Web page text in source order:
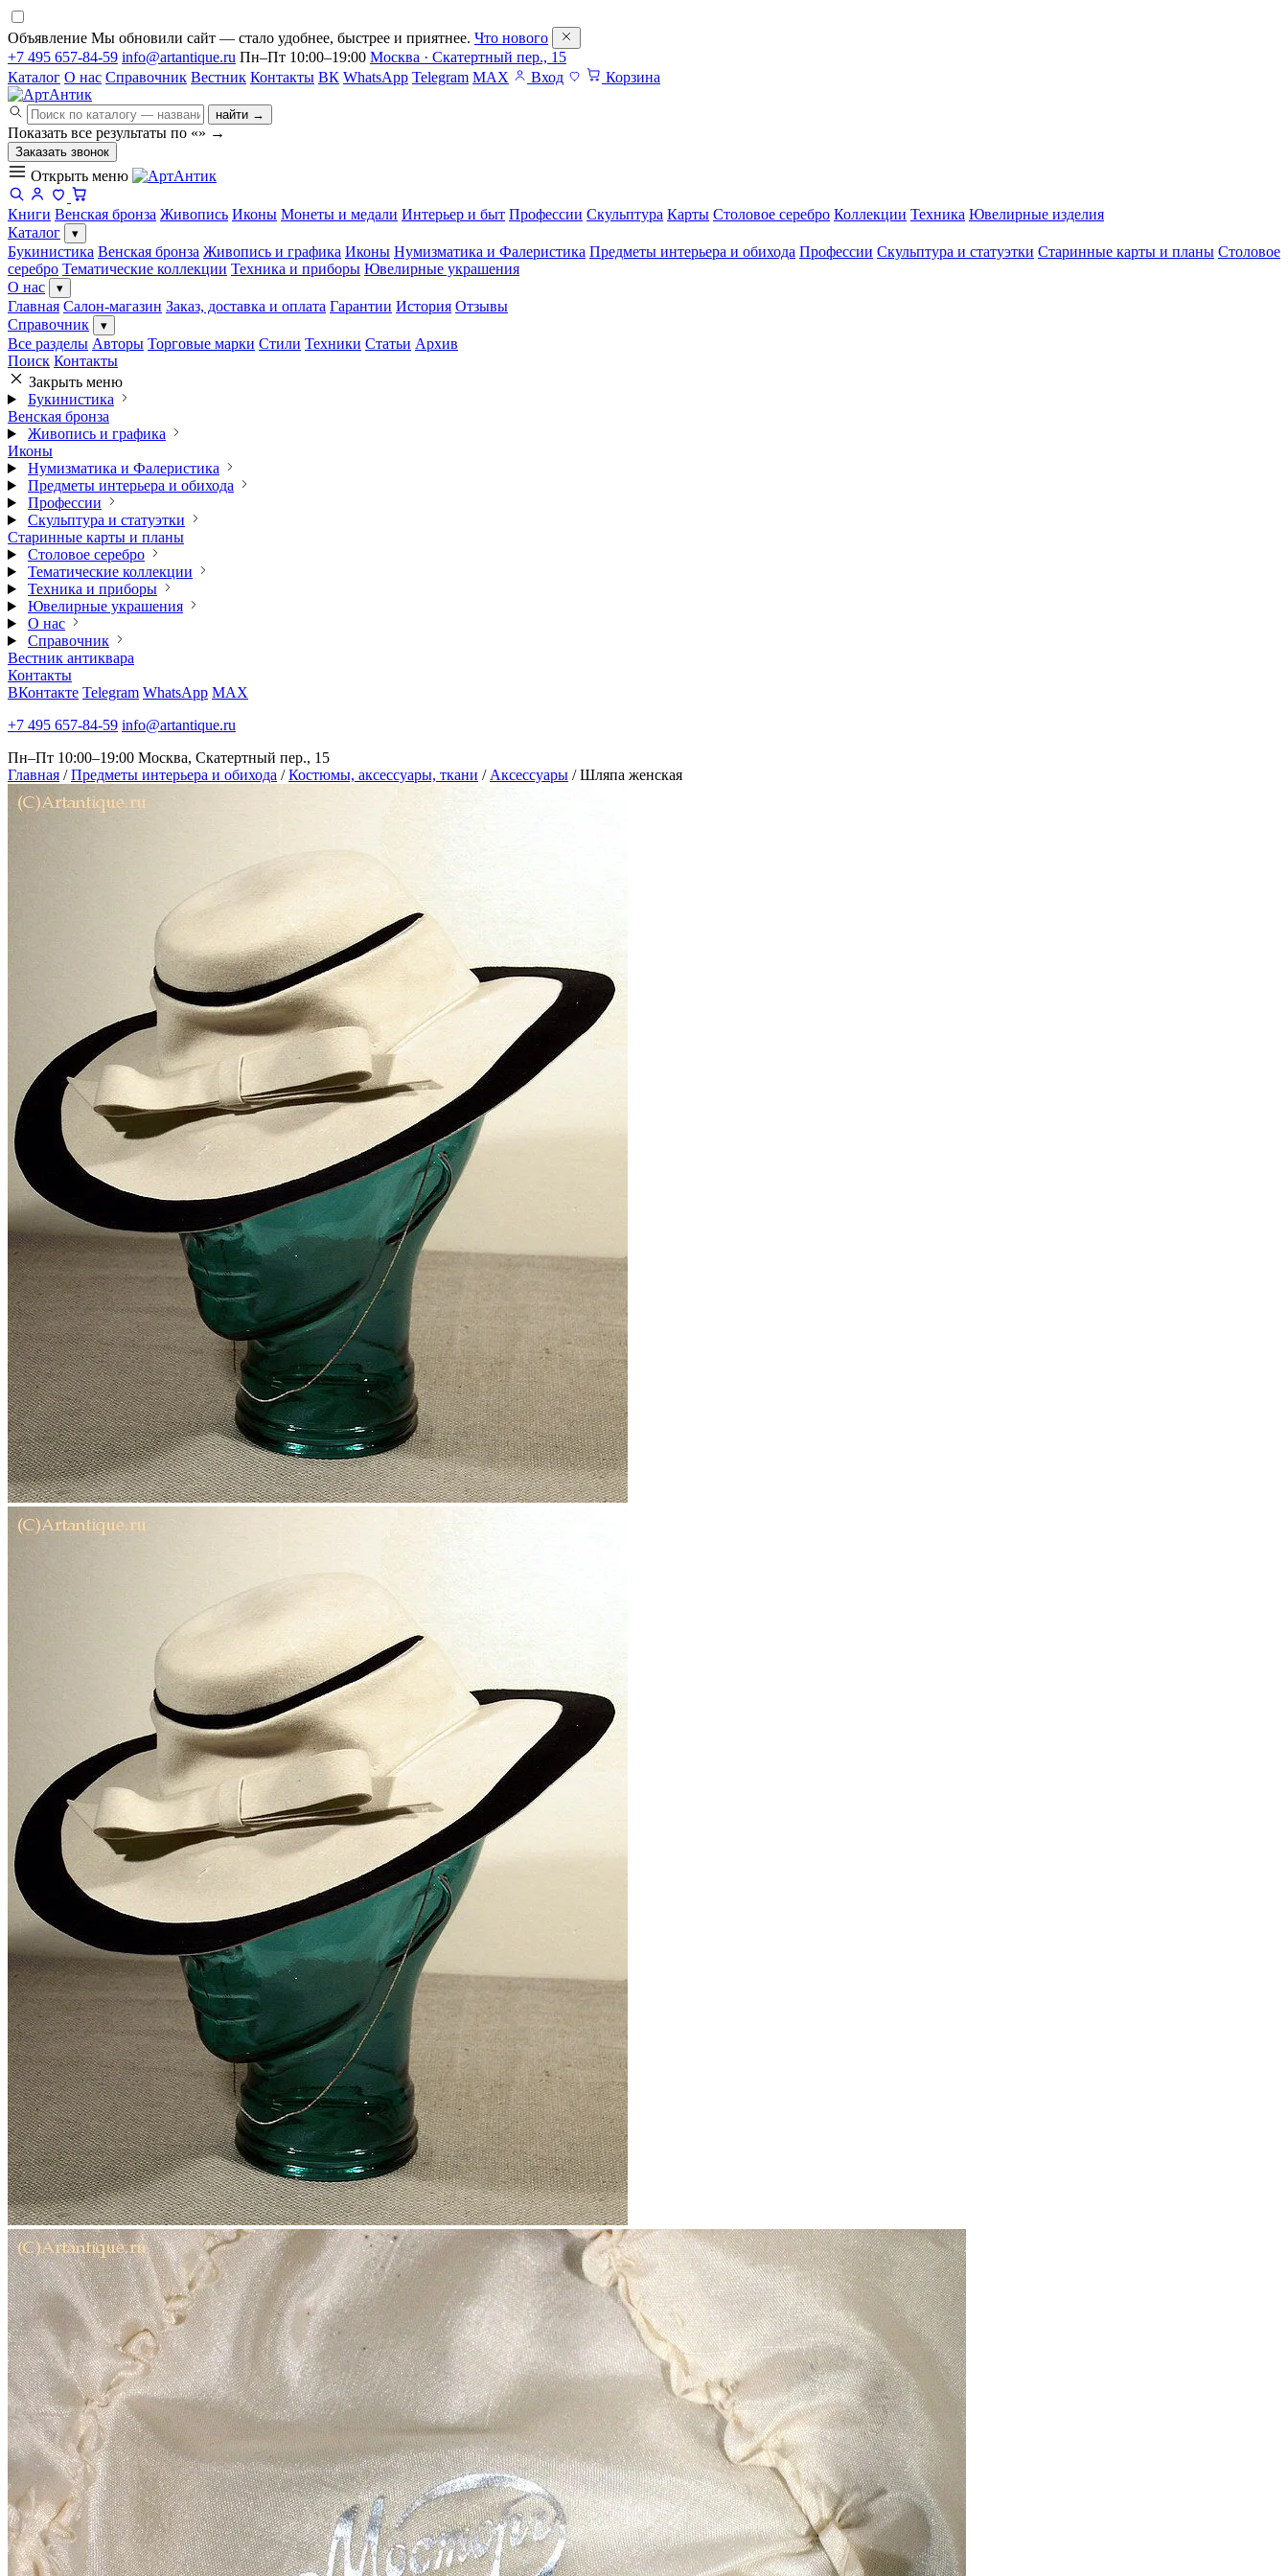
Объявление Мы обновили сайт — стало удобнее, быстрее и приятнее. Что нового
+7 495 657-84-59 info@artantique.ru Пн–Пт 10:00–19:00 Москва · Скатертный пер., 15
Каталог О нас Справочник Вестник Контакты ВК WhatsApp Telegram MAX Вход Корзина
найти →
Показать все результаты по «» →
Заказать звонок
Открыть меню
Книги Венская бронза Живопись Иконы Монеты и медали Интерьер и быт Профессии Скульптура Карты Столовое серебро Коллекции Техника Ювелирные изделия
Каталог
▾
Букинистика Венская бронза Живопись и графика Иконы Нумизматика и Фалеристика Предметы интерьера и обихода Профессии Скульптура и статуэтки Старинные карты и планы Столовое
серебро Тематические коллекции Техника и приборы Ювелирные украшения
О нас
▾
Главная Салон-магазин Заказ, доставка и оплата Гарантии История Отзывы
Справочник
▾
Все разделы Авторы Торговые марки Стили Техники Статьи Архив
Поиск Контакты
Закрыть меню
Букинистика
Венская бронза
Живопись и графика
Иконы
Нумизматика и Фалеристика
Предметы интерьера и обихода
Профессии
Скульптура и статуэтки
Старинные карты и планы
Столовое серебро
Тематические коллекции
Техника и приборы
Ювелирные украшения
О нас
Справочник
Вестник антиквара
Контакты
ВКонтакте Telegram WhatsApp MAX
+7 495 657-84-59 info@artantique.ru
Пн–Пт 10:00–19:00 Москва, Скатертный пер., 15
Главная / Предметы интерьера и обихода / Костюмы, аксессуары, ткани / Аксессуары / Шляпа женская